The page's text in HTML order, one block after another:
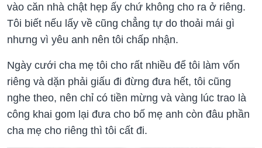
vào căn nhà chật hẹp ấy chứ không cho ra ở riêng.
Tôi biết nếu lấy về cũng chẳng tự do thoải mái gì
nhưng vì yêu anh nên tôi chấp nhận.
Ngày cưới cha mẹ tôi cho rất nhiều để tôi làm vốn
riêng và dặn phải giấu đi đừng đưa hết, tôi cũng
nghe theo, nên chỉ có tiền mừng và vàng lúc trao là
công khai gom lại đưa cho bố mẹ anh còn đâu phần
cha mẹ cho riêng thì tôi cất đi.